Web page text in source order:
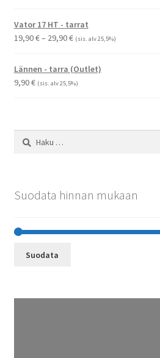
Vator 17 HT - tarrat
19,90€– 29,90€Hintaluokka:
-
(sis. alv 25,5%)
Lännen - tarra (Outlet)
9,90€ (sis. alv 25,5%)
Haku:
Suodata hinnan mukaan
Suodata